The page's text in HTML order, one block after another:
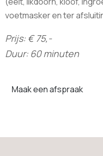
voetmasker en ter
Prijs: € 75,-
Duur: 60 minuten
Maak een afspraak